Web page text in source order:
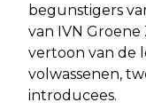
begunstigers
van IVN Groene
vertoon van de
volwassenen,
introducees.